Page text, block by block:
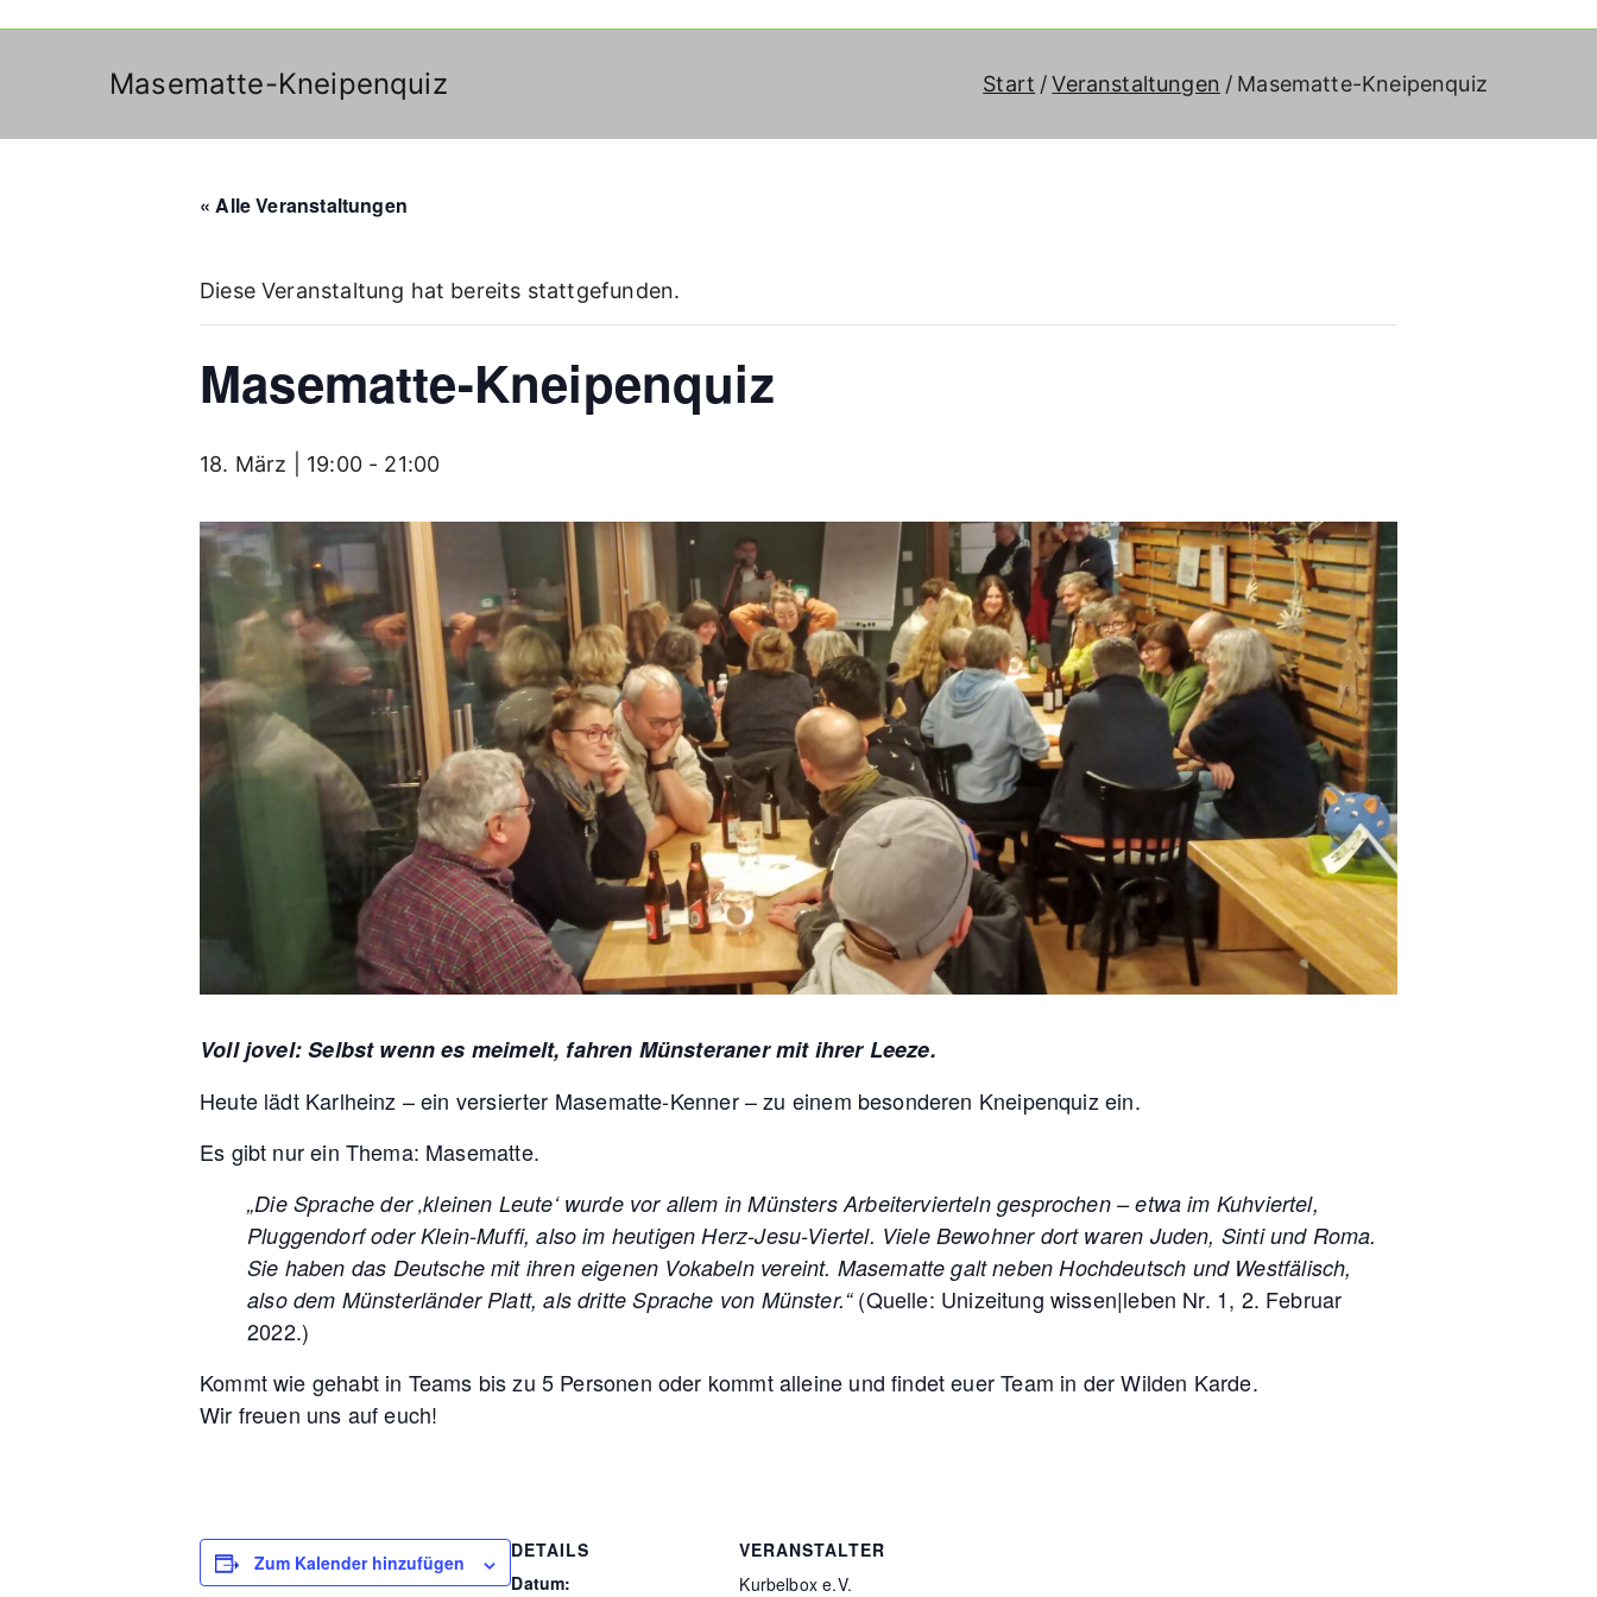
Masematte-Kneipenquiz Start Veranstaltungen Masematte-Kneipenquiz
« Alle Veranstaltungen
Diese Veranstaltung hat bereits stattgefunden.
Masematte-Kneipenquiz
18. März | 19:00- 21:00
Voll jovel: Selbst wenn es meimelt, fahren Münsteraner mit ihrer Leeze.
Heute lädt Karlheinz – ein versierter Masematte-Kenner – zu einem besonderen Kneipenquiz ein.
Es gibt nur ein Thema: Masematte.
„Die Sprache der ‚kleinen Leute‘ wurde vor allem in Münsters Arbeitervierteln gesprochen – etwa im Kuhviertel,
Pluggendorf oder Klein-Muffi, also im heutigen Herz-Jesu-Viertel. Viele Bewohner dort waren Juden, Sinti und Roma.
Sie haben das Deutsche mit ihren eigenen Vokabeln vereint. Masematte galt neben Hochdeutsch und Westfälisch,
also dem Münsterländer Platt, als dritte Sprache von Münster.“ (Quelle: Unizeitung wissen|leben Nr. 1, 2. Februar
2022.)
Kommt wie gehabt in Teams bis zu 5 Personen oder kommt alleine und findet euer Team in der Wilden Karde.
Wir freuen uns auf euch!
Zum Kalender hinzufügen
DETAILS
Datum:
VERANSTALTER
Kurbelbox e.V.